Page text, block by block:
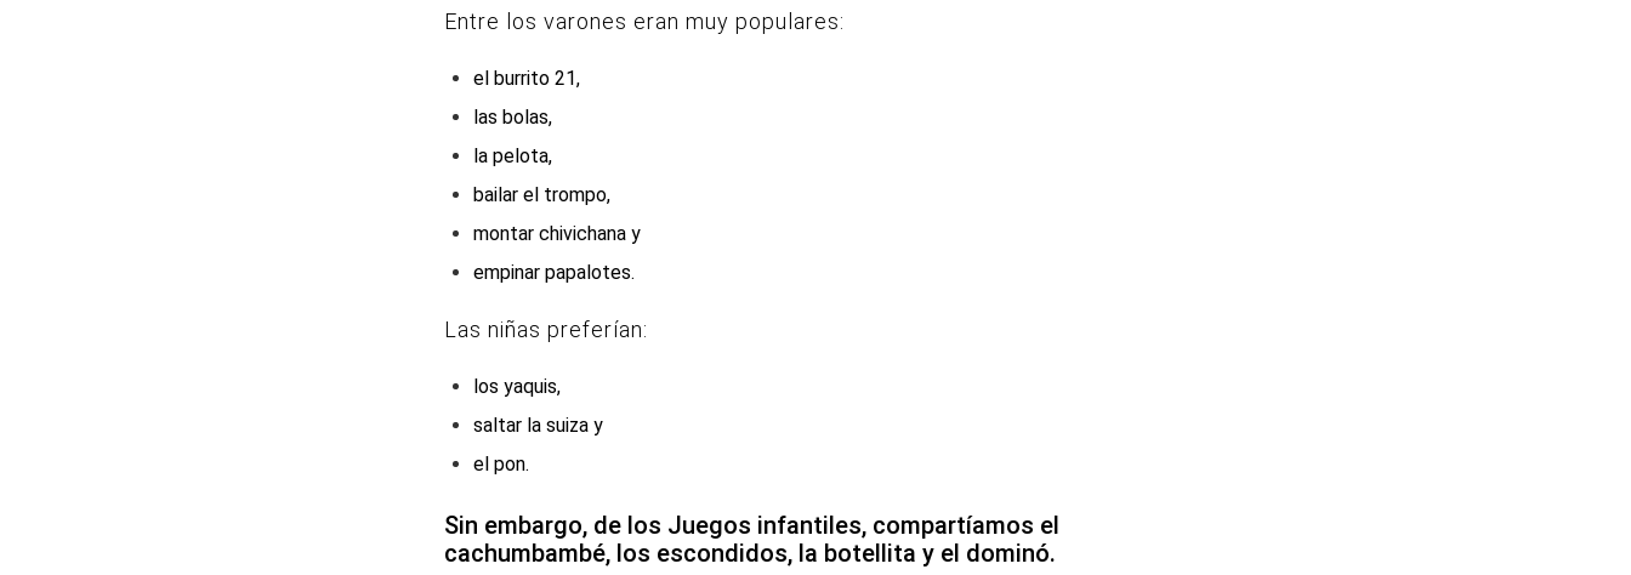
Entre los varones eran muy populares:
el burrito 21,
las bolas,
la pelota,
bailar el trompo,
montar chivichana y
empinar papalotes.
Las niñas preferían:
los yaquis,
saltar la suiza y
el pon.
Sin embargo, de los Juegos infantiles, compartíamos el
cachumbambé, los escondidos, la botellita y el dominó.